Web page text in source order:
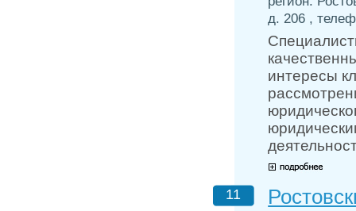
д. 206 ,
интересы
11